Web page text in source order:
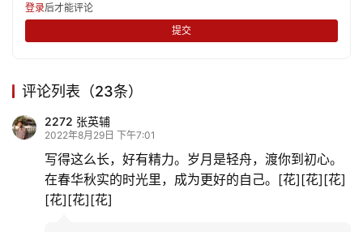
登录后才能评论
提交
评论列表（23条）
2272 张英辅
2022年8月29日 下午7:01
写得这么长，好有精力。岁月是轻舟，渡你到初心。
在春华秋实的时光里，成为更好的自己。[花][花][花]
[花][花][花]